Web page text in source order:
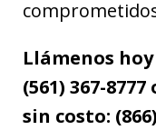
Llámenos
(561) 367-
sin costo: